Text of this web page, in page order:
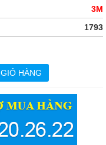
3M
1793
GIỎ HÀNG